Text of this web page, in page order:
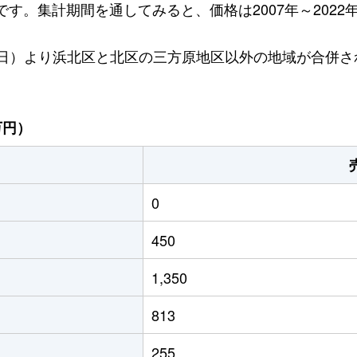
。集計期間を通してみると、価格は2007年～2022
より浜北区と北区の三方原地区以外の地域が合併
）
0
450
1,350
813
255